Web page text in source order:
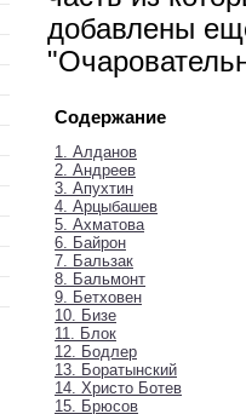
добавлены
Содержание
1. Алданов
2. Андреев
3. Апухтин
4. Арцыбашев
5. Ахматова
6. Байрон
7. Бальзак
8. Бальмонт
9. Бетховен
10. Бизе
11. Блок
12. Бодлер
13. Боратынский
14. Христо Ботев
15. Брюсов